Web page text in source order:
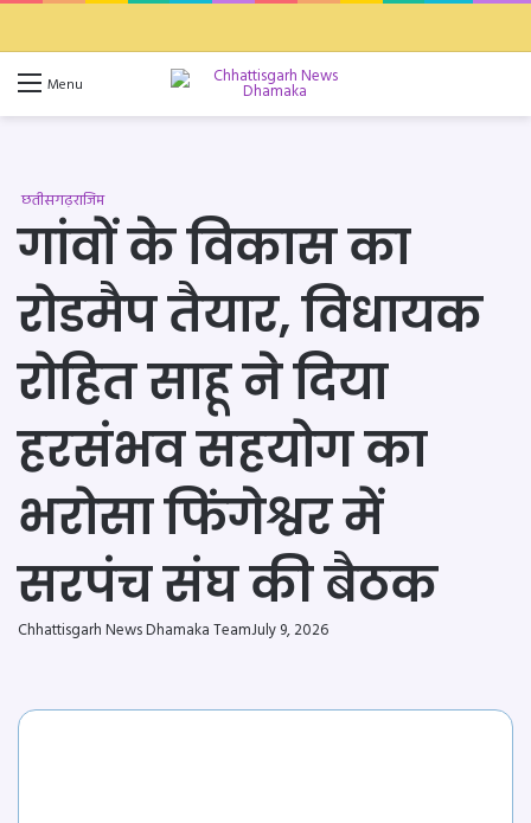
Menu
छतीसगढ़राजिम
गांवों के विकास का
रोडमैप तैयार, विधायक
रोहित साहू ने दिया
हरसंभव सहयोग का
भरोसा फिंगेश्वर में
सरपंच संघ की बैठक
Chhattisgarh News Dhamaka TeamJuly 9, 2026